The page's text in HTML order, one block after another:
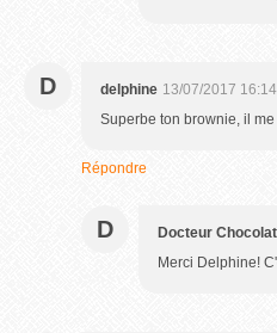
D delphine 13/07/2017 16:14
Superbe ton brownie, il
Répondre
D Docteur
Merci Delphine!